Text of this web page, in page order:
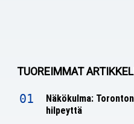
TUOREIMMAT
Näkökulma:
hilpeyttä